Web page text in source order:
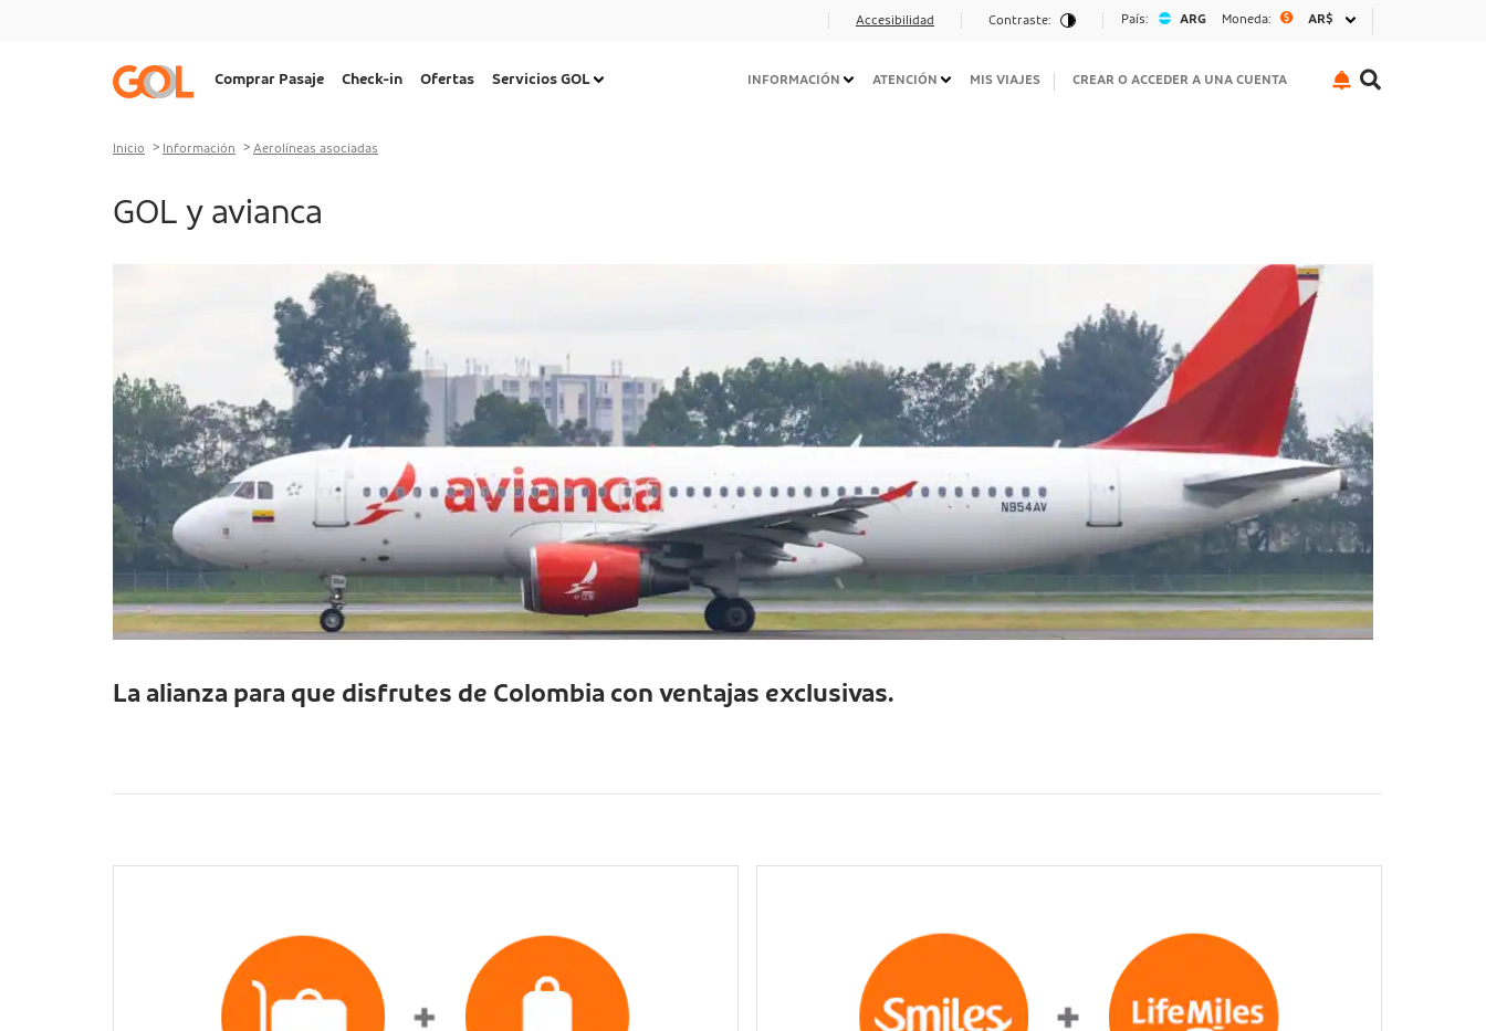
Accesibilidad Contraste: País: ARG Moneda: AR$
Navegação
Comprar Pasaje Check-in Ofertas Servicios GOL
Navegação
INFORMACIÓN ATENCIÓN MIS VIAJES CREAR O ACCEDER A UNA CUENTA
Inicio Información Aerolíneas asociadas
GOL y avianca
La alianza para que disfrutes de Colombia con ventajas exclusivas.